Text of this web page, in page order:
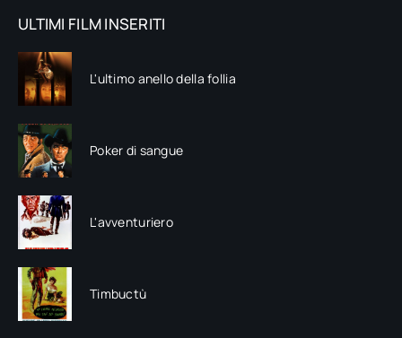
ULTIMI FILM INSERITI
L'ultimo anello della follia
Poker di sangue
L'avventuriero
Timbuctù